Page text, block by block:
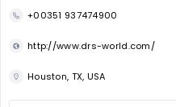
+00351 937474900
http://www.drs-world.com/
Houston, TX, USA